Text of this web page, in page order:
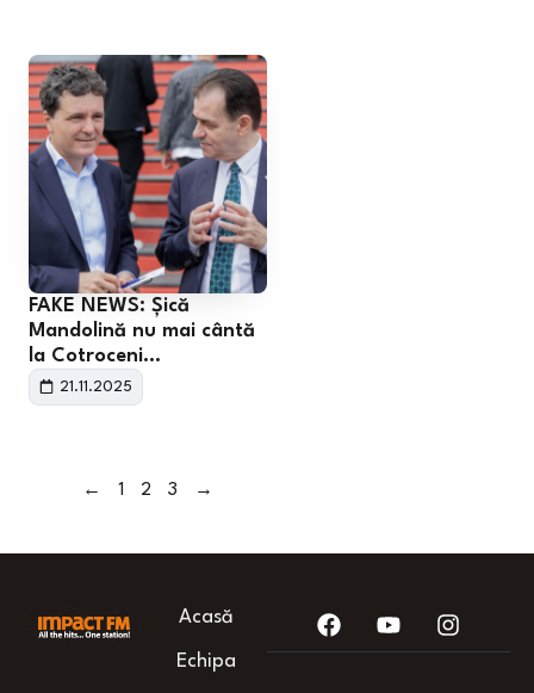
FAKE NEWS: Șică
Mandolină nu mai cântă
la Cotroceni…
21.11.2025
← 1 2 3 →
Acasă
Echipa